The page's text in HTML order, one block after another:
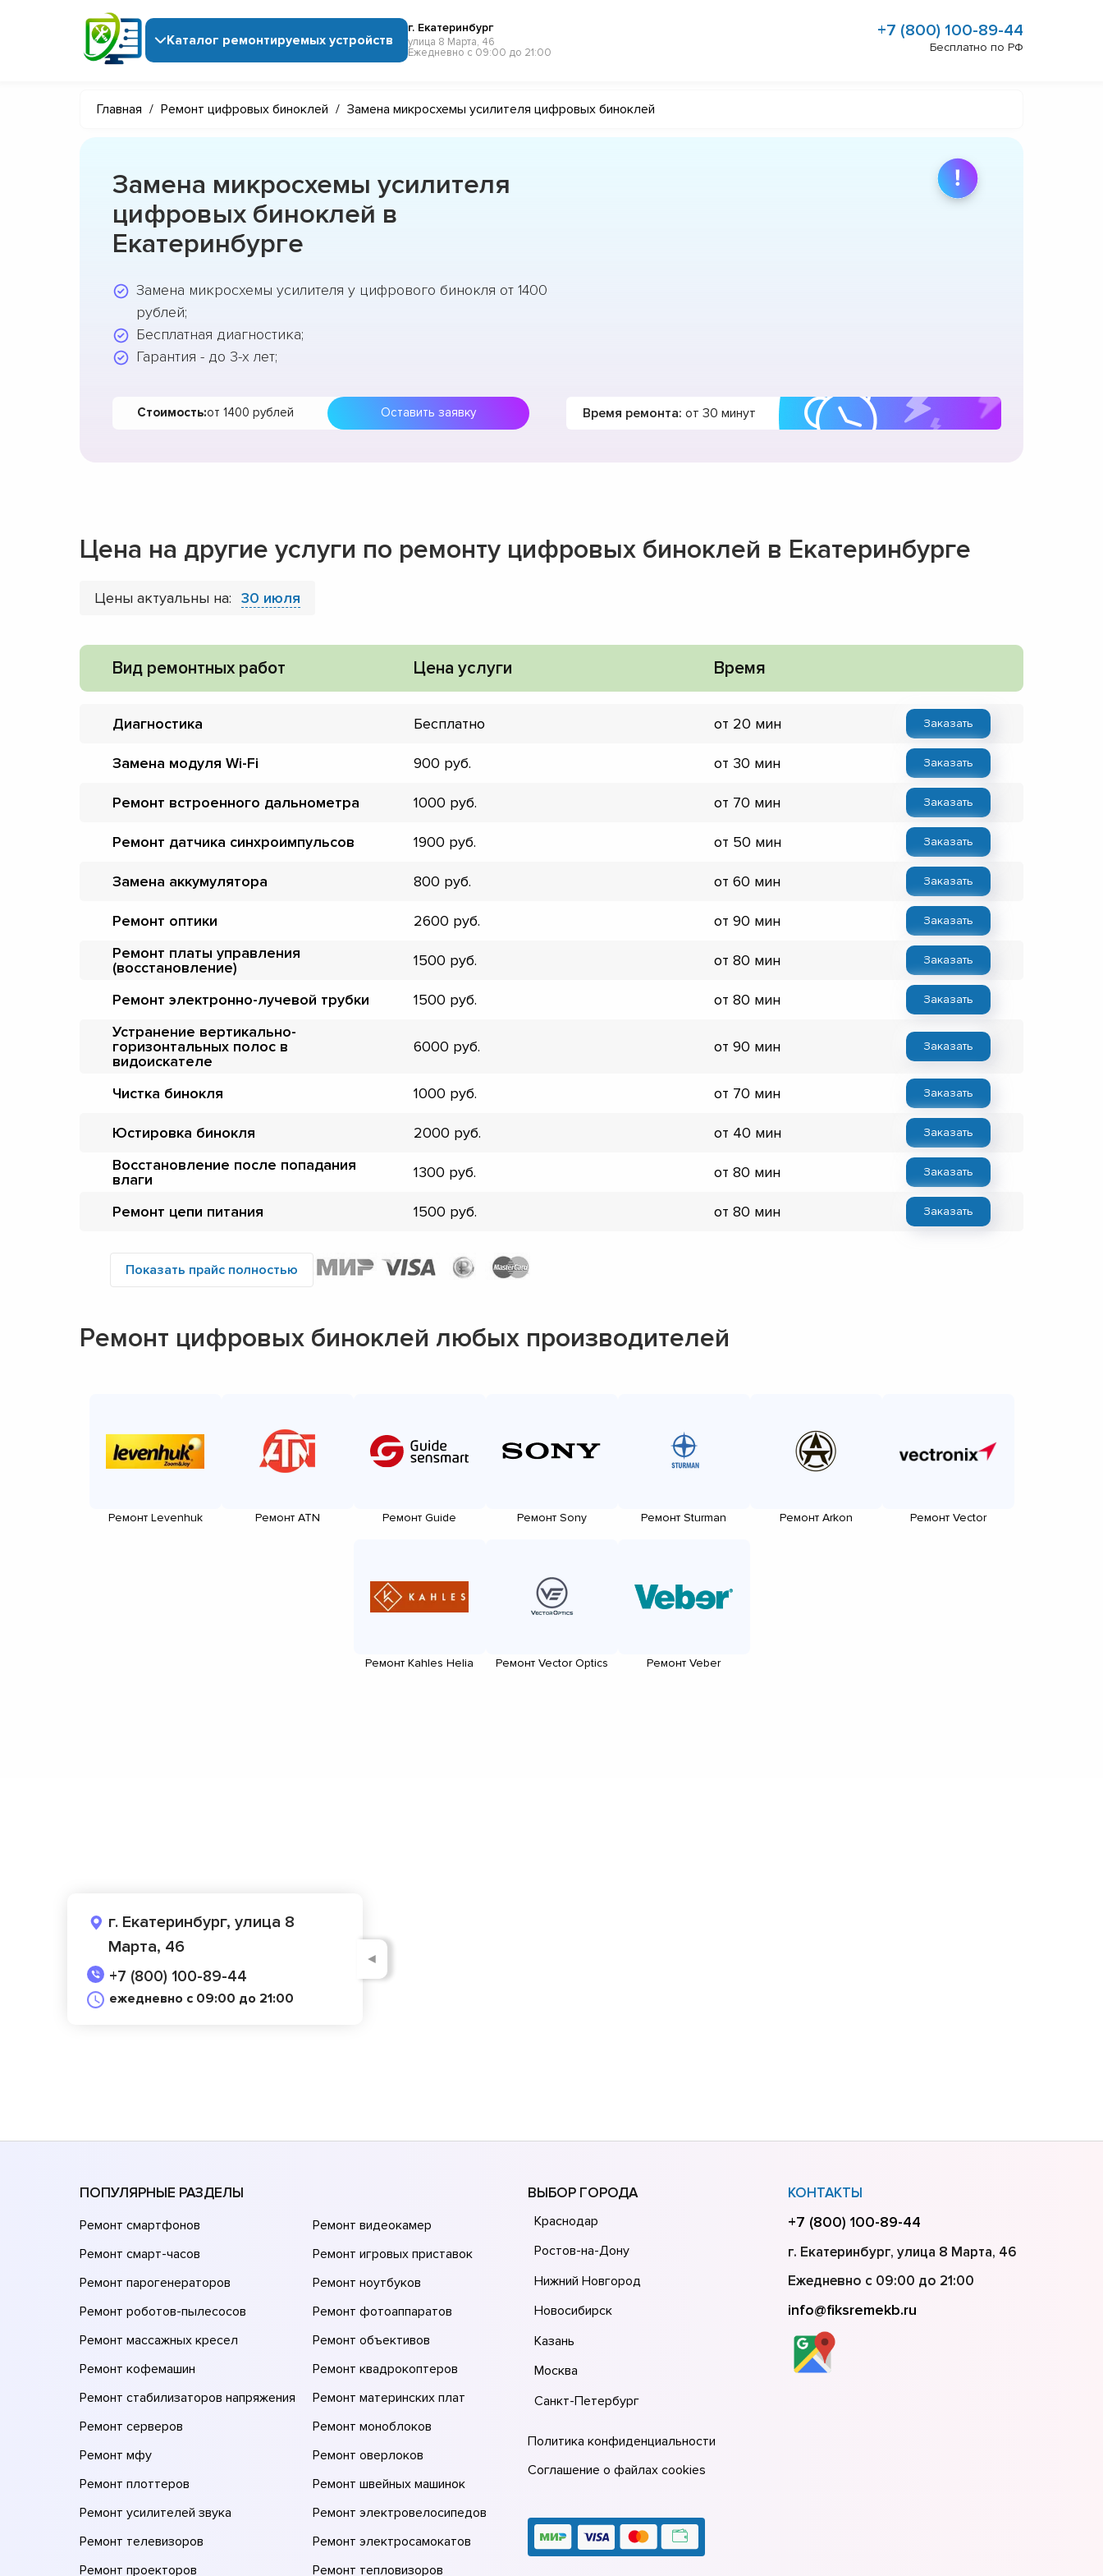
Каталог ремонтируемых устройств
г. Екатеринбург
улица 8 Марта, 46
Ежедневно с 09:00 до 21:00
+7 (800) 100-89-44
Бесплатно по РФ
Главная / Ремонт цифровых биноклей / Замена микросхемы усилителя цифровых биноклей
Замена микросхемы усилителя
цифровых биноклей в
Екатеринбурге
Замена микросхемы усилителя у цифрового бинокля от 1400
рублей;
Бесплатная диагностика;
Гарантия - до 3-х лет;
Стоимость:от 1400 рублей Оставить заявку Время ремонта: от 30 минут
Цена на другие услуги по ремонту цифровых биноклей в Екатеринбурге
Цены актуальны на: 30 июля
Вид ремонтных работ Цена услуги Время
Диагностика Бесплатно от 20 мин Заказать
Замена модуля Wi-Fi 900 от 30 мин Заказать
Ремонт встроенного дальнометра 1000 от 70 мин Заказать
Ремонт датчика синхроимпульсов 1900 от 50 мин Заказать
Замена аккумулятора 800 от 60 мин Заказать
Ремонт оптики 2600 от 90 мин Заказать
Ремонт платы управления
(восстановление)
1500 от 80 мин Заказать
Ремонт электронно-лучевой трубки 1500 от 80 мин Заказать
Устранение вертикально-
горизонтальных полос в
видоискателе
6000 от 90 мин Заказать
Чистка бинокля 1000 от 70 мин Заказать
Юстировка бинокля 2000 от 40 мин Заказать
Восстановление после попадания
влаги
1300 от 80 мин Заказать
Ремонт цепи питания 1500 от 80 мин Заказать
Показать прайс полностью
Ремонт цифровых биноклей любых производителей
Ремонт Levenhuk Ремонт ATN Ремонт Guide Ремонт Sony Ремонт Sturman Ремонт Arkon Ремонт Vector
Ремонт Kahles Helia Ремонт Vector Optics Ремонт Veber
г. Екатеринбург, улица 8
Марта, 46
+7 (800) 100-89-44
ежедневно с 09:00 до 21:00
◄
ПОПУЛЯРНЫЕ РАЗДЕЛЫ
Ремонт смартфонов
Ремонт смарт-часов
Ремонт парогенераторов
Ремонт роботов-пылесосов
Ремонт массажных кресел
Ремонт кофемашин
Ремонт стабилизаторов напряжения
Ремонт серверов
Ремонт мфу
Ремонт плоттеров
Ремонт усилителей звука
Ремонт телевизоров
Ремонт проекторов
Ремонт видеокамер
Ремонт игровых приставок
Ремонт ноутбуков
Ремонт фотоаппаратов
Ремонт объективов
Ремонт квадрокоптеров
Ремонт материнских плат
Ремонт моноблоков
Ремонт оверлоков
Ремонт швейных машинок
Ремонт электровелосипедов
Ремонт электросамокатов
Ремонт тепловизоров
ВЫБОР ГОРОДА
Краснодар
Ростов-на-Дону
Нижний Новгород
Новосибирск
Казань
Москва
Санкт-Петербург
Политика конфиденциальности
Соглашение о файлах cookies
КОНТАКТЫ
+7 (800) 100-89-44
г. Екатеринбург, улица 8 Марта, 46
Ежедневно с 09:00 до 21:00
info@fiksremekb.ru
▼